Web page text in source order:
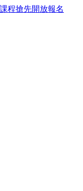
程搶先開放報名